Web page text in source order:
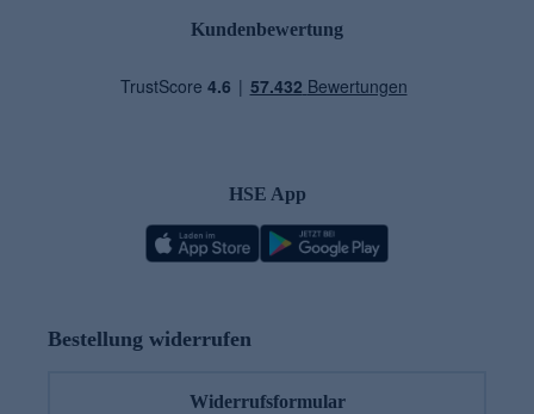
Kundenbewertung
HSE App
Bestellung widerrufen
Widerrufsformular